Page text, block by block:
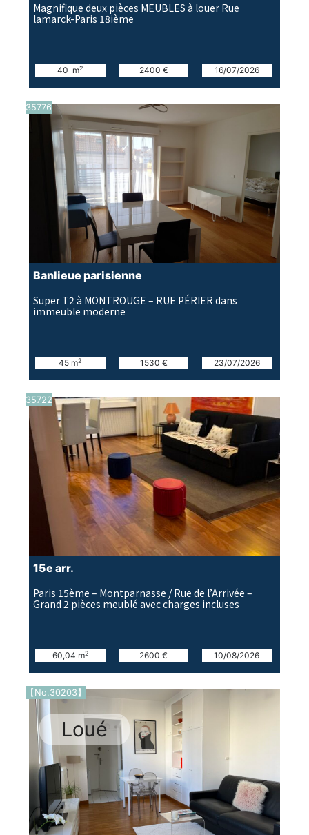
Magnifique deux pièces MEUBLES à louer Rue
lamarck-Paris 18ième
40 m2 2400 € 16/07/2026
35776
Banlieue parisienne
Super T2 à MONTROUGE – RUE PÉRIER dans
immeuble moderne
45 m2 1530 € 23/07/2026
35722
15e arr.
Paris 15ème – Montparnasse / Rue de l’Arrivée –
Grand 2 pièces meublé avec charges incluses
60,04 m2 2600 € 10/08/2026
Loué
【No.30203】